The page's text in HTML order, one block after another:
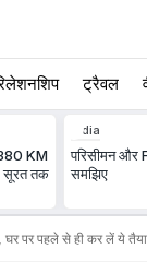
ट्रैवल
KM
सूरत तक
India
परिसीमन और
समझिए
पर पहले से ही कर लें ये